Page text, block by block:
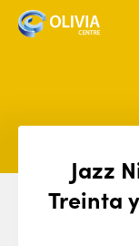
Jazz
Treinta